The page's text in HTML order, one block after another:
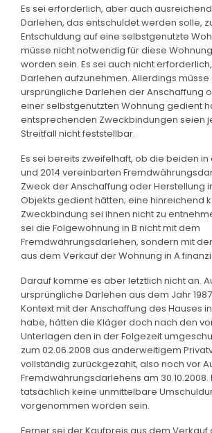
Es sei erforderlich, aber auch
Darlehen, das entschuldet werden solle,
Entschuldung auf eine selbstgenutzte
müsse nicht notwendig für diese
worden sein. Es sei auch nicht
Darlehen aufzunehmen. Allerdings müsse
ursprüngliche Darlehen der Anschaffung
einer selbstgenutzten Wohnung gedient
entsprechenden Zweckbindungen seien
Streitfall nicht feststellbar.
Es sei bereits zweifelhaft, ob die beiden in
und 2014 vereinbarten
Zweck der Anschaffung oder Herstellung
Objekts gedient hätten; eine hinreichend
Zweckbindung sei ihnen nicht zu
sei die Folgewohnung in B nicht mit dem
Fremdwährungsdarlehen, sondern mit
aus dem Verkauf der Wohnung in A
Darauf komme es aber letztlich nicht an.
ursprüngliche Darlehen aus dem Jahr
Kontext mit der Anschaffung des Hauses
habe, hätten die Kläger doch nach den
Unterlagen den in der Folgezeit
zum 02.06.2008 aus anderweitigem
vollständig zurückgezahlt, also noch vor
Fremdwährungsdarlehens am 30.10.2008.
tatsächlich keine unmittelbare
vorgenommen worden sein.